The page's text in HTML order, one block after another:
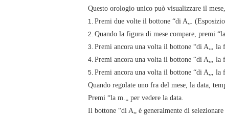
Questo orologio unico può visualizzare il
1. Premi due volte il bottone “di A„.
2. Quando la figura di mese compare, premi
3. Premi ancora una volta il bottone “di A„, la
4. Premi ancora una volta il bottone “di A„, la
5. Premi ancora una volta il bottone “di A„, la
Quando regolate uno fra del mese, la data,
Premi “la m.„ per vedere la data.
Il bottone “di A„ è generalmente di